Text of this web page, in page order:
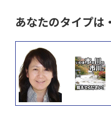
あなたのタイプは